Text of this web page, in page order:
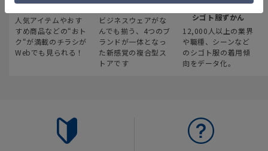
最新のお買い得情報
人気アイテムやおす
すめ商品などの“おト
ク“が満載のチラシが
Webでも見られる！
スーツスクエア
ビジネスウェアがな
んでも揃う、4つのブ
ランドが一体となっ
た新感覚の複合型ス
トアです
みんなの
シゴト服ずかん
12,000人以上の業界
や職種、シーンなど
のシゴト服の着用傾
向をデータ化。